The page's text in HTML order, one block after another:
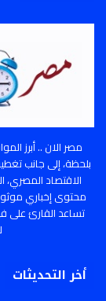
مصر الان .. أبرز
بلحظة، إلى جانب
الاقتصاد المصري،
محتوى إخباري
تساعد القارئ على
أخر التحديثات